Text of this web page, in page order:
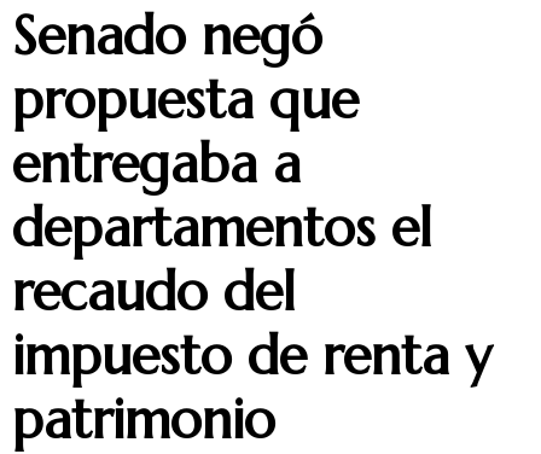
Senado negó
propuesta que
entregaba a
departamentos el
recaudo del
impuesto de renta y
patrimonio